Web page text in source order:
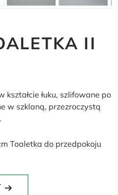
II
łuku, szlifowane po
w szklaną, przezroczystą
Toaletka do przedpokoju